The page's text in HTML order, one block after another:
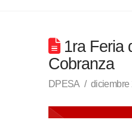
1ra Feria
Cobranza
DPESA diciembre